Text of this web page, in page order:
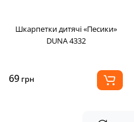
Шкарпетки дитячі «Песики»
DUNA 4332
69 грн